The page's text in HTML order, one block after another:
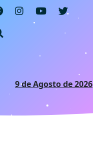
9 de Agosto de 2026